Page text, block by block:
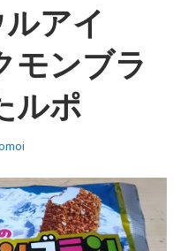
ルアイ
モンブラ
ルポ